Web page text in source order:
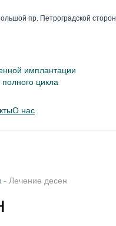
пр. Петроградской
имплантации
полного цикла
О нас
- Лечение десен